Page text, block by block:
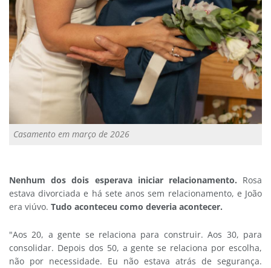
Casamento em março de 2026
Nenhum dos dois esperava iniciar relacionamento. Rosa
estava divorciada e há sete anos sem relacionamento, e João
era viúvo. Tudo aconteceu como deveria acontecer.
"Aos 20, a gente se relaciona para construir. Aos 30, para
consolidar. Depois dos 50, a gente se relaciona por escolha,
não por necessidade. Eu não estava atrás de segurança.